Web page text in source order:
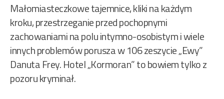
Małomiasteczkowe tajemnice, kliki na każdym
kroku, przestrzeganie przed pochopnymi
zachowaniami na polu intymno-osobistym i wiele
innych problemów porusza w 106 zeszycie „Ewy”
Danuta Frey. Hotel „Kormoran” to bowiem tylko z
pozoru kryminał.